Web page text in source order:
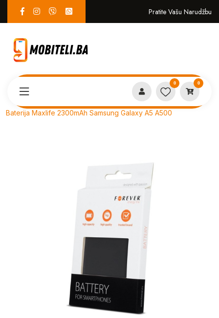
Pratite Vašu Narudžbu
0 0
Baterija Maxlife 2300mAh Samsung Galaxy A5 A500